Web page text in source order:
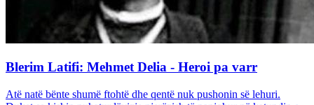
Blerim Latifi: Mehmet Delia - Heroi pa varr
Atë natë bënte shumë ftohtë dhe qentë nuk pushonin së lehuri.